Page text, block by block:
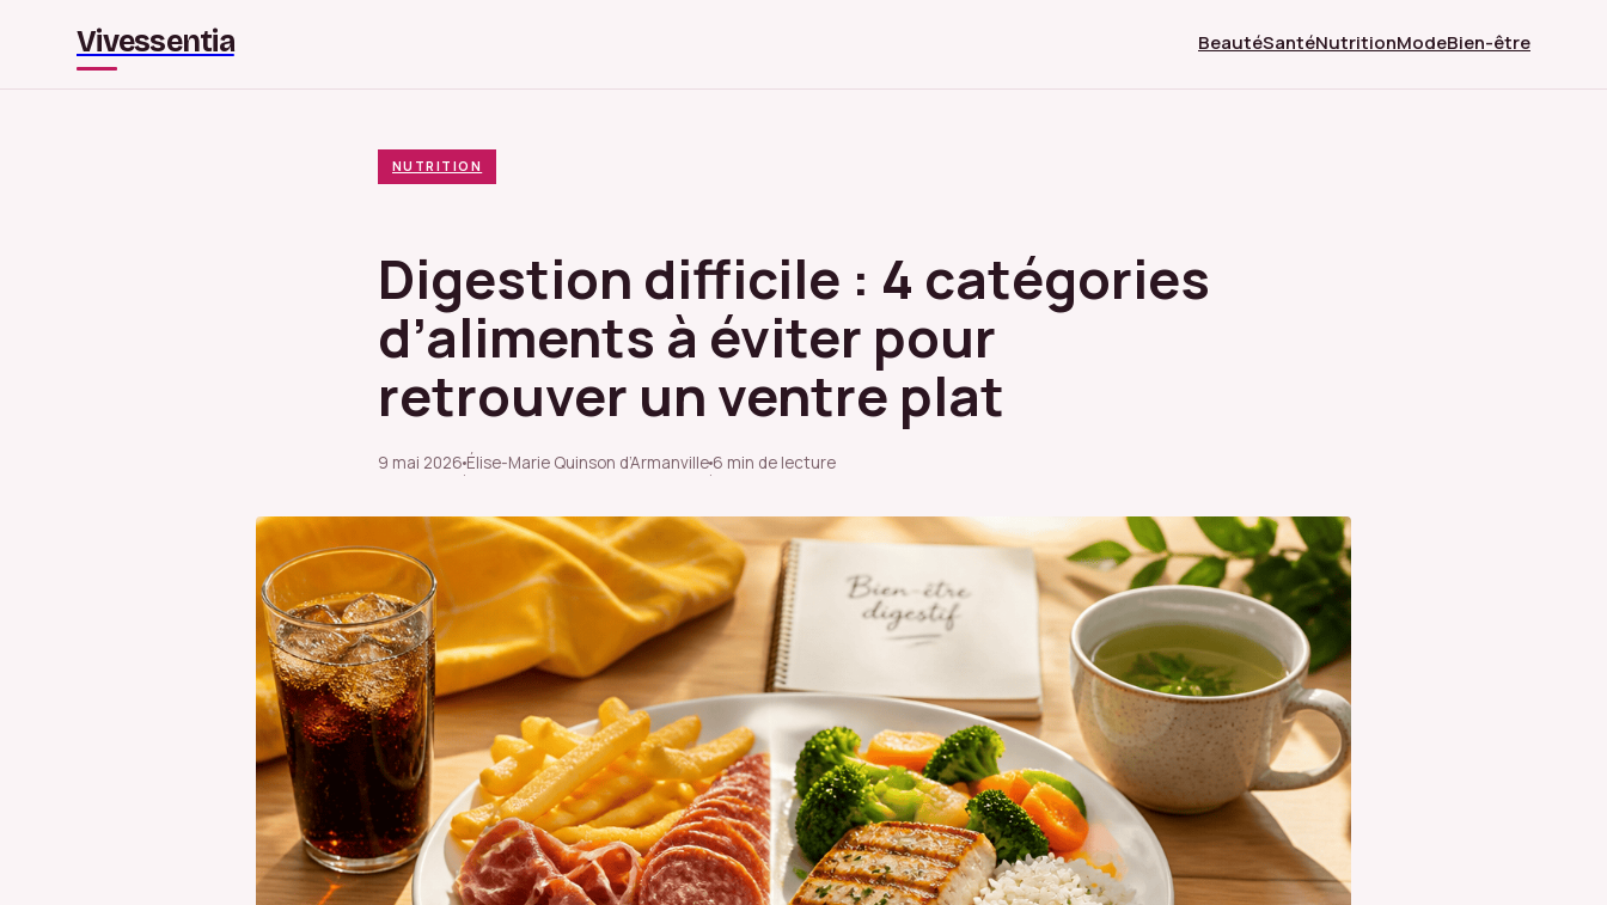
Vivessentia BeautéSantéNutritionModeBien-être
NUTRITION
Digestion difficile : 4 catégories
d’aliments à éviter pour
retrouver un ventre plat
9 mai 2026
·
Élise-Marie Quinson d’Armanville
·
6 min de lecture